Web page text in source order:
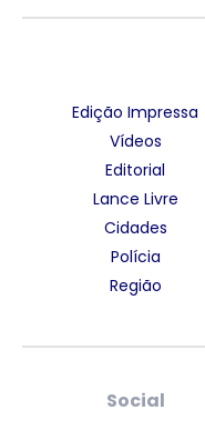
Edição Impressa
Vídeos
Editorial
Lance Livre
Cidades
Polícia
Região
Social